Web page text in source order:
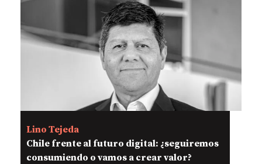
Lino Tejeda
Chile frente al futuro digital: ¿seguiremos
consumiendo o vamos a crear valor?